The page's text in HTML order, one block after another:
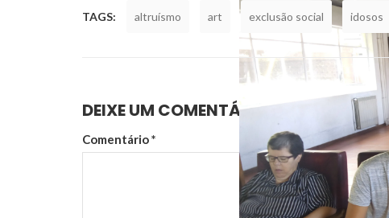
TAGS: altruísmo art exclusão social idosos
DEIXE UM COMENTÁRIO
Comentário*